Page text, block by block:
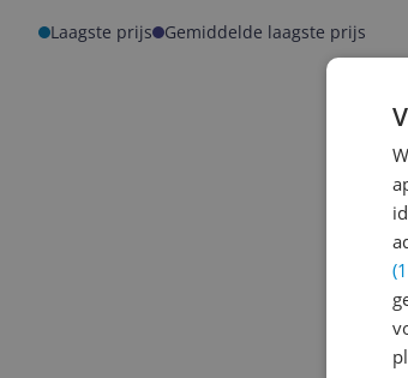
Laagste prijs Gemiddelde laagste prijs